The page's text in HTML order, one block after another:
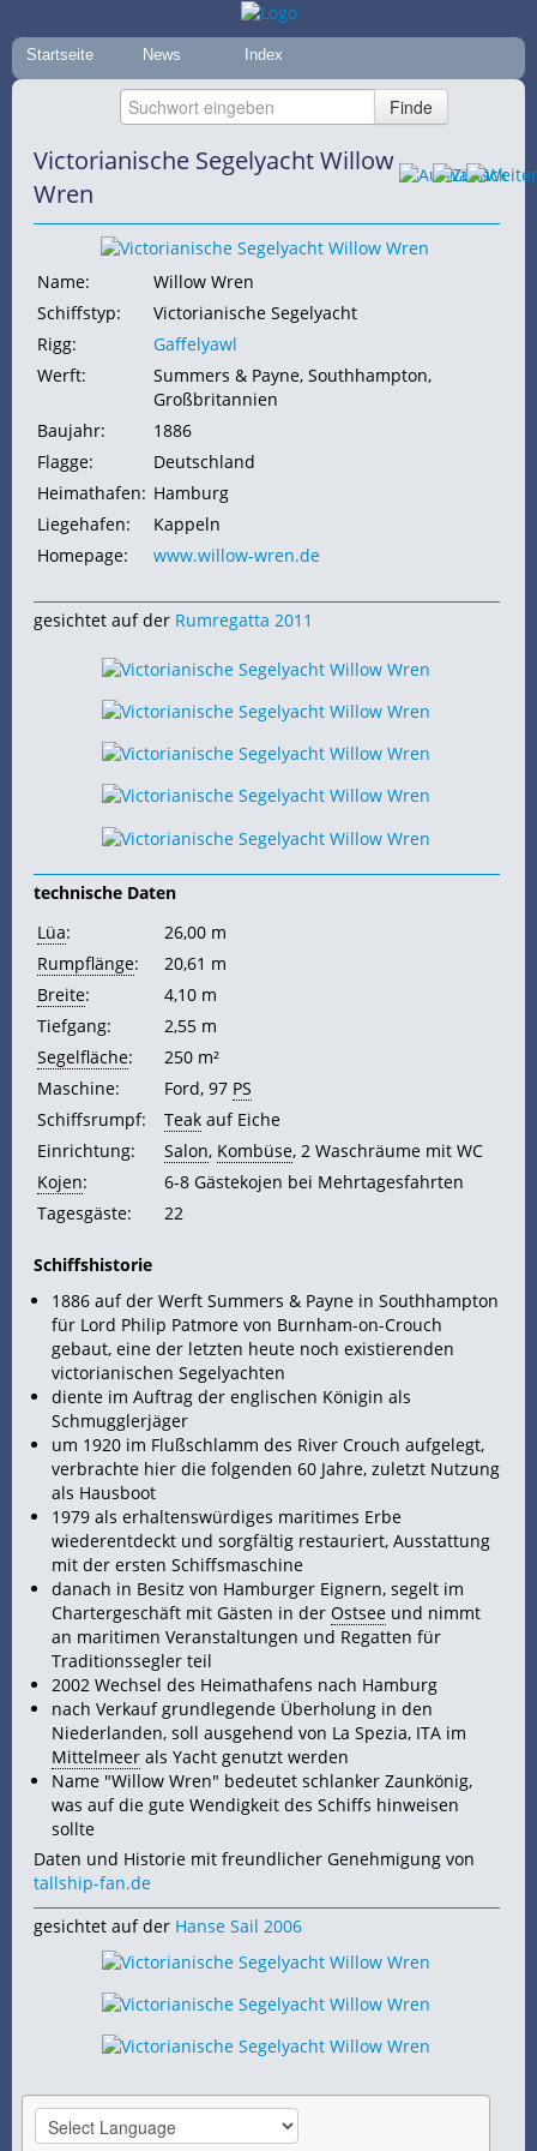
Startseite News Index
Victorianische Segelyacht Willow
Wren
Name:
Willow Wren
Schiffstyp:
Victorianische Segelyacht
Rigg:
Gaffelyawl
Werft:
Summers & Payne, Southhampton,
Großbritannien
Baujahr:
1886
Flagge:
Deutschland
Heimathafen: Hamburg
Liegehafen:
Kappeln
Homepage:
www.willow-wren.de
gesichtet auf der Rumregatta 2011
technische Daten
Lüa:
26,00 m
Rumpflänge:
20,61 m
Breite:
4,10 m
Tiefgang:
2,55 m
Segelfläche:
250 m²
Maschine:
Ford, 97 PS
Schiffsrumpf:
Teak auf Eiche
Einrichtung:
Salon, Kombüse, 2 Waschräume mit WC
Kojen:
6-8 Gästekojen bei Mehrtagesfahrten
Tagesgäste:
22
Schiffshistorie
1886 auf der Werft Summers & Payne in Southhampton
für Lord Philip Patmore von Burnham-on-Crouch
gebaut, eine der letzten heute noch existierenden
victorianischen Segelyachten
diente im Auftrag der englischen Königin als
Schmugglerjäger
um 1920 im Flußschlamm des River Crouch aufgelegt,
verbrachte hier die folgenden 60 Jahre, zuletzt Nutzung
als Hausboot
1979 als erhaltenswürdiges maritimes Erbe
wiederentdeckt und sorgfältig restauriert, Ausstattung
mit der ersten Schiffsmaschine
danach in Besitz von Hamburger Eignern, segelt im
Chartergeschäft mit Gästen in der Ostsee und nimmt
an maritimen Veranstaltungen und Regatten für
Traditionssegler teil
2002 Wechsel des Heimathafens nach Hamburg
nach Verkauf grundlegende Überholung in den
Niederlanden, soll ausgehend von La Spezia, ITA im
Mittelmeer als Yacht genutzt werden
Name "Willow Wren" bedeutet schlanker Zaunkönig,
was auf die gute Wendigkeit des Schiffs hinweisen
sollte
Daten und Historie mit freundlicher Genehmigung von
tallship-fan.de
gesichtet auf der Hanse Sail 2006